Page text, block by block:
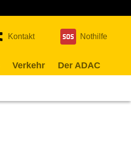
Kontakt Nothilfe
Verkehr Der ADAC